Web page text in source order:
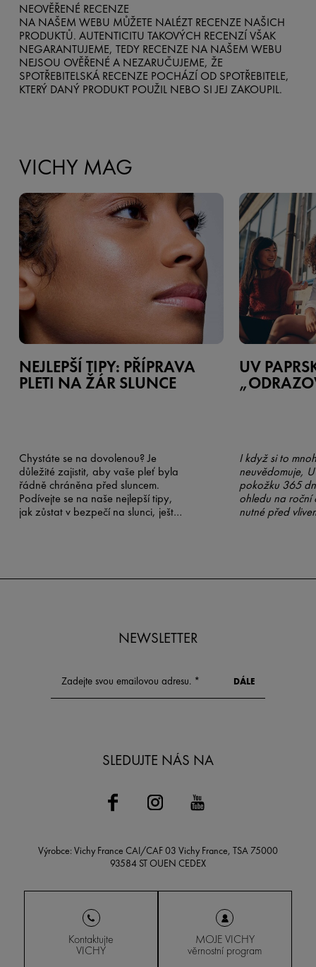
NEOVĚŘENÉ RECENZE
NA NAŠEM WEBU MŮŽETE NALÉZT RECENZE NAŠICH
PRODUKTŮ. AUTENTICITU TAKOVÝCH RECENZÍ VŠAK
NEGARANTUJEME, TEDY RECENZE NA NAŠEM WEBU
NEJSOU OVĚŘENÉ A NEZARUČUJEME, ŽE
SPOTŘEBITELSKÁ RECENZE POCHÁZÍ OD SPOTŘEBITELE,
KTERÝ DANÝ PRODUKT POUŽIL NEBO SI JEJ ZAKOUPIL.
VICHY MAG
NEJLEPŠÍ TIPY: PŘÍPRAVA
PLETI NA ŽÁR SLUNCE
Chystáte se na dovolenou? Je
důležité zajistit, aby vaše pleť byla
řádně chráněna před sluncem.
Podívejte se na naše nejlepší tipy,
jak zůstat v bezpečí na slunci, ještě
UV
I když si to
neuvědomuje,
pokožku 365
ohledu na roční
nutné před
NEWSLETTER
SLEDUJTE NÁS NA
Výrobce: Vichy France CAI/CAF 03 Vichy France, TSA 75000
93584 ST OUEN CEDEX
Kontaktujte
VICHY
MOJE VICHY
věrnostní program